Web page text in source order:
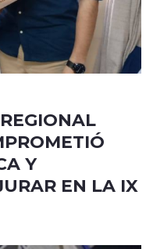
Y
EN LA IX